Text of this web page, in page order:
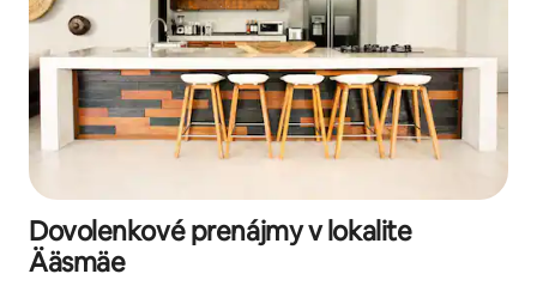
Dovolenkové prenájmy v lokalite
Ääsmäe